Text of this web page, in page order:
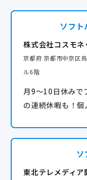
ソフト
株式会社コスモネ
京都府 京都市中京区
ル6階
月9〜10日休みで
の連続休暇も！
ソ
東北テレメディア